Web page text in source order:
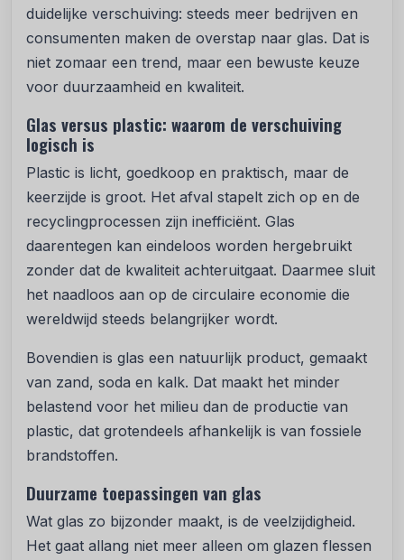
duidelijke verschuiving: steeds meer bedrijven en
consumenten maken de overstap naar glas. Dat is
niet zomaar een trend, maar een bewuste keuze
voor duurzaamheid en kwaliteit.
Glas versus plastic: waarom de verschuiving
logisch is
Plastic is licht, goedkoop en praktisch, maar de
keerzijde is groot. Het afval stapelt zich op en de
recyclingprocessen zijn inefficiënt. Glas
daarentegen kan eindeloos worden hergebruikt
zonder dat de kwaliteit achteruitgaat. Daarmee sluit
het naadloos aan op de circulaire economie die
wereldwijd steeds belangrijker wordt.
Bovendien is glas een natuurlijk product, gemaakt
van zand, soda en kalk. Dat maakt het minder
belastend voor het milieu dan de productie van
plastic, dat grotendeels afhankelijk is van fossiele
brandstoffen.
Duurzame toepassingen van glas
Wat glas zo bijzonder maakt, is de veelzijdigheid.
Het gaat allang niet meer alleen om glazen flessen